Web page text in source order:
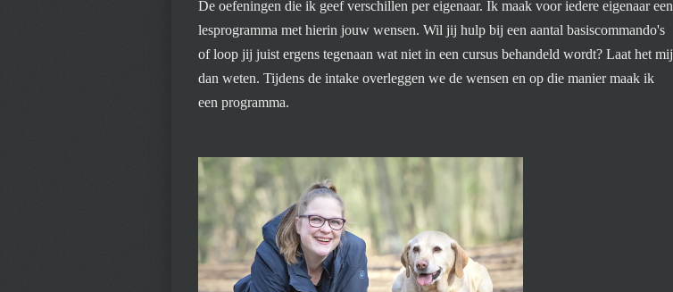
De oefeningen die ik geef verschillen per eigenaar. Ik maak voor iedere eigenaar een
lesprogramma met hierin jouw wensen. Wil jij hulp bij een aantal basiscommando's
of loop jij juist ergens tegenaan wat niet in een cursus behandeld wordt? Laat het mij
dan weten. Tijdens de intake overleggen we de wensen en op die manier maak ik
een programma.